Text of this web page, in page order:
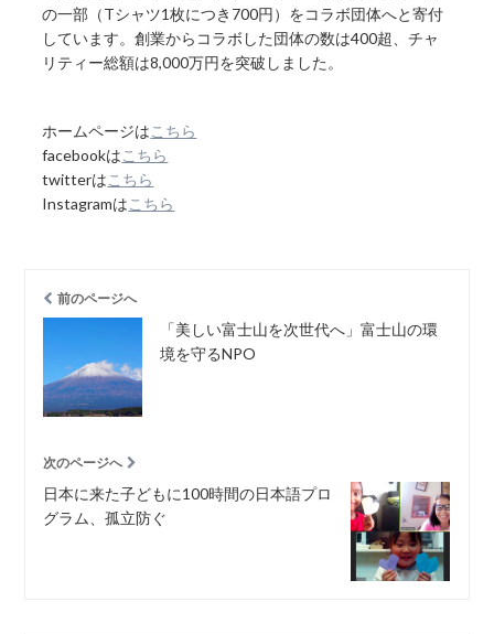
の一部（Tシャツ1枚につき700円）をコラボ団体へと寄付
しています。創業からコラボした団体の数は400超、チャ
リティー総額は8,000万円を突破しました。
ホームページはこちら
facebookはこちら
twitterはこちら
Instagramはこちら
前のページへ
「美しい富士山を次世代へ」富士山の環
境を守るNPO
次のページへ
日本に来た子どもに100時間の日本語プロ
グラム、孤立防ぐ